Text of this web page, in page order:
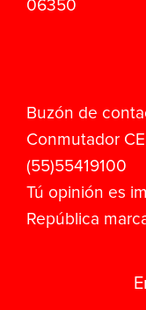
06350
Buzón de
Conmutador
(55)55419100
Tú opinión es
República